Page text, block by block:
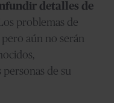
detalles de
Los problemas de
aún no serán
de su